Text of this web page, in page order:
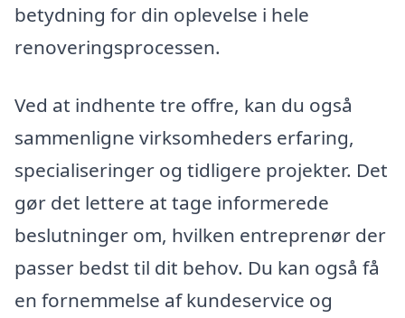
betydning for din oplevelse i hele
renoveringsprocessen.
Ved at indhente tre offre, kan du også
sammenligne virksomheders erfaring,
specialiseringer og tidligere projekter. Det
gør det lettere at tage informerede
beslutninger om, hvilken entreprenør der
passer bedst til dit behov. Du kan også få
en fornemmelse af kundeservice og